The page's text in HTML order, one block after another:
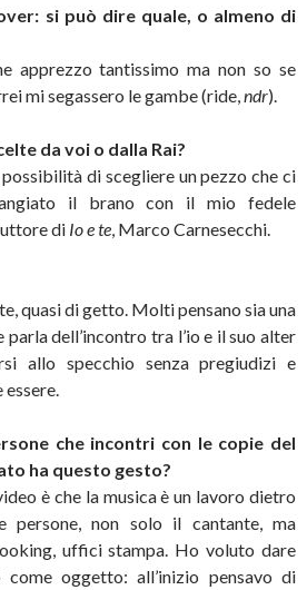
si può dire quale, o almeno di
apprezzo tantissimo ma non so se
mi segassero le gambe (ride, ndr).
da voi o dalla Rai?
di scegliere un pezzo che ci
il brano con il mio fedele
di Io e te , Marco Carnesecchi.
quasi di getto. Molti pensano sia una
parla dell’incontro tra l’io e il suo alter
allo specchio senza pregiudizi e
che incontri con le copie del
ha questo gesto?
è che la musica è un lavoro dietro
persone, non solo il cantante, ma
uffici stampa. Ho voluto dare
come oggetto: all’inizio pensavo di